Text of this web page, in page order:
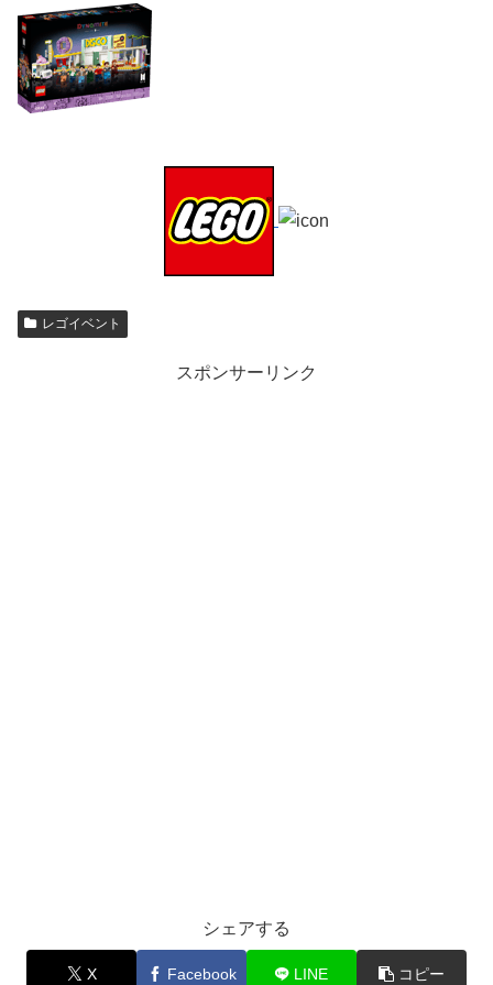
レゴイベント
スポンサーリンク
シェアする
X Facebook LINE コピー